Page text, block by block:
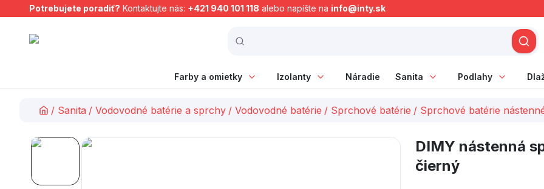
Potrebujete poradiť? Kontaktujte nás: +421 940 101 118 alebo napíšte na info@inty.sk
Farby a omietky Izolanty Náradie Sanita Podlahy
/ Sanita / Vodovodné batérie a sprchy / Vodovodné batérie / Sprchové batérie / Sprchové batérie
DIMY nástenná
čierný